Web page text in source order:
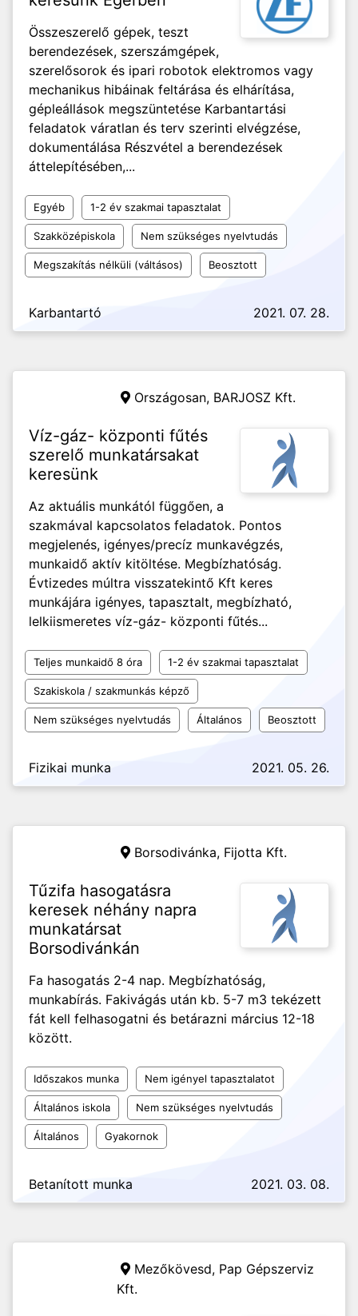
Összeszerelő gépek, teszt
berendezések, szerszámgépek,
szerelősorok és ipari robotok elektromos vagy
mechanikus hibáinak feltárása és elhárítása,
gépleállások megszüntetése Karbantartási
feladatok váratlan és terv szerinti elvégzése,
dokumentálása Részvétel a berendezések
áttelepítésében,...
Egyéb 1-2 év szakmai tapasztalat
Szakközépiskola Nem szükséges nyelvtudás
Megszakítás nélküli (váltásos) Beosztott
Karbantartó 2021. 07. 28.
Országosan, BARJOSZ Kft.
Víz-gáz- központi fűtés
szerelő munkatársakat
keresünk
Az aktuális munkától függően, a
szakmával kapcsolatos feladatok. Pontos
megjelenés, igényes/precíz munkavégzés,
munkaidő aktív kitöltése. Megbízhatóság.
Évtizedes múltra visszatekintő Kft keres
munkájára igényes, tapasztalt, megbízható,
lelkiismeretes víz-gáz- központi fűtés...
Teljes munkaidő 8 óra 1-2 év szakmai tapasztalat
Szakiskola / szakmunkás képző
Nem szükséges nyelvtudás Általános Beosztott
Fizikai munka 2021. 05. 26.
Borsodivánka, Fijotta Kft.
Tűzifa hasogatásra
keresek néhány napra
munkatársat
Borsodivánkán
Fa hasogatás 2-4 nap. Megbízhatóság,
munkabírás. Fakivágás után kb. 5-7 m3 tekézett
fát kell felhasogatni és betárazni március 12-18
között.
Időszakos munka Nem igényel tapasztalatot
Általános iskola Nem szükséges nyelvtudás
Általános Gyakornok
Betanított munka 2021. 03. 08.
Mezőkövesd, Pap Gépszerviz
Kft.